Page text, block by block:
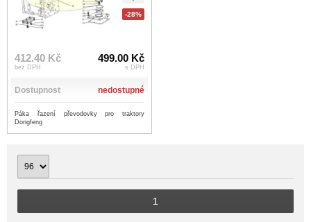
-28%
412.40 Kč
bez DPH
499.00 Kč
s DPH
Dostupnost nedostupné
Páka řazení převodovky pro traktory
Dongfeng
1